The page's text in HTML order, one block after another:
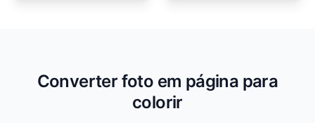
Converter foto em página para
colorir